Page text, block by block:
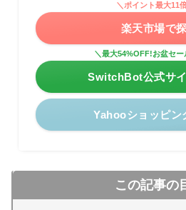
＼ポイント最大11
楽天市場で
Yahooショッピン
＼最大54%OFF!お盆セー
SwitchBot公式サ
この記事の